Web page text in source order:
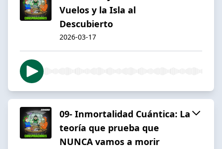
Vuelos y la Isla al
Descubierto
2026-03-17
09- Inmortalidad Cuántica: La
teoría que prueba que
NUNCA vamos a morir